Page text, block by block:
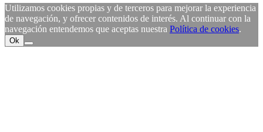
Utilizamos cookies propias y de terceros para mejorar la experiencia
de navegación, y ofrecer contenidos de interés. Al continuar con la
navegación entendemos que aceptas nuestra Política de cookies.
Ok